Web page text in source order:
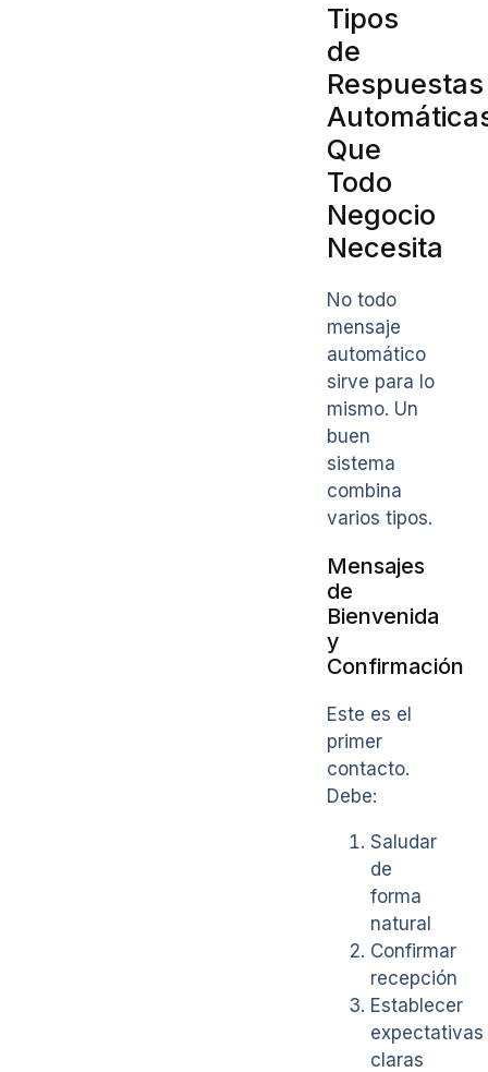
Tipos
de
Respuestas
Que
Todo
Negocio
Necesita
No todo
mensaje
automático
sirve para lo
mismo. Un
buen
sistema
combina
varios tipos.
Mensajes
de
Bienvenida
y
Confirmación
Este es el
primer
contacto.
Debe:
Saludar
de
forma
natural
Confirmar
recepción
Establecer
expectativas
claras